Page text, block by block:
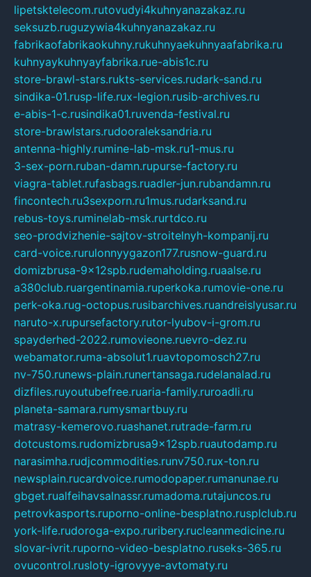
lipetsktelecom.rutovudyi4kuhnyanazakaz.ru
seksuzb.ruguzywia4kuhnyanazakaz.ru
fabrikaofabrikaokuhny.rukuhnyaekuhnyaafabrika.ru
kuhnyaykuhnyayfabrika.rue-abis1c.ru
store-brawl-stars.rukts-services.rudark-sand.ru
sindika-01.rusp-life.rux-legion.rusib-archives.ru
e-abis-1-c.rusindika01.ruvenda-festival.ru
store-brawlstars.rudooraleksandria.ru
antenna-highly.rumine-lab-msk.ru1-mus.ru
3-sex-porn.ruban-damn.rupurse-factory.ru
viagra-tablet.rufasbags.ruadler-jun.rubandamn.ru
fincontech.ru3sexporn.ru1mus.rudarksand.ru
rebus-toys.ruminelab-msk.rurtdco.ru
seo-prodvizhenie-sajtov-stroitelnyh-kompanij.ru
card-voice.rurulonnyygazon177.rusnow-guard.ru
domizbrusa-9x12spb.rudemaholding.ruaalse.ru
a380club.ruargentinamia.ruperkoka.rumovie-one.ru
perk-oka.rug-octopus.rusibarchives.ruandreislyusar.ru
naruto-x.rupursefactory.rutor-lyubov-i-grom.ru
spayderhed-2022.rumovieone.ruevro-dez.ru
webamator.ruma-absolut1.ruavtopomosch27.ru
nv-750.runews-plain.runertansaga.rudelanalad.ru
dizfiles.ruyoutubefree.ruaria-family.ruroadli.ru
planeta-samara.rumysmartbuy.ru
matrasy-kemerovo.ruashanet.rutrade-farm.ru
dotcustoms.rudomizbrusa9x12spb.ruautodamp.ru
narasimha.rudjcommodities.runv750.rux-ton.ru
newsplain.rucardvoice.rumodopaper.rumanunae.ru
gbget.rualfeihavsalnassr.rumadoma.rutajuncos.ru
petrovkasports.ruporno-online-besplatno.rusplclub.ru
york-life.rudoroga-expo.ruribery.rucleanmedicine.ru
slovar-ivrit.ruporno-video-besplatno.ruseks-365.ru
ovucontrol.rusloty-igrovyye-avtomaty.ru